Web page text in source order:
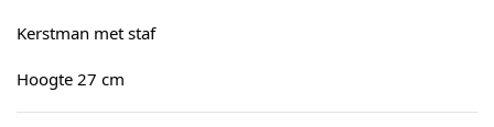
Kerstman met staf
Hoogte 27 cm